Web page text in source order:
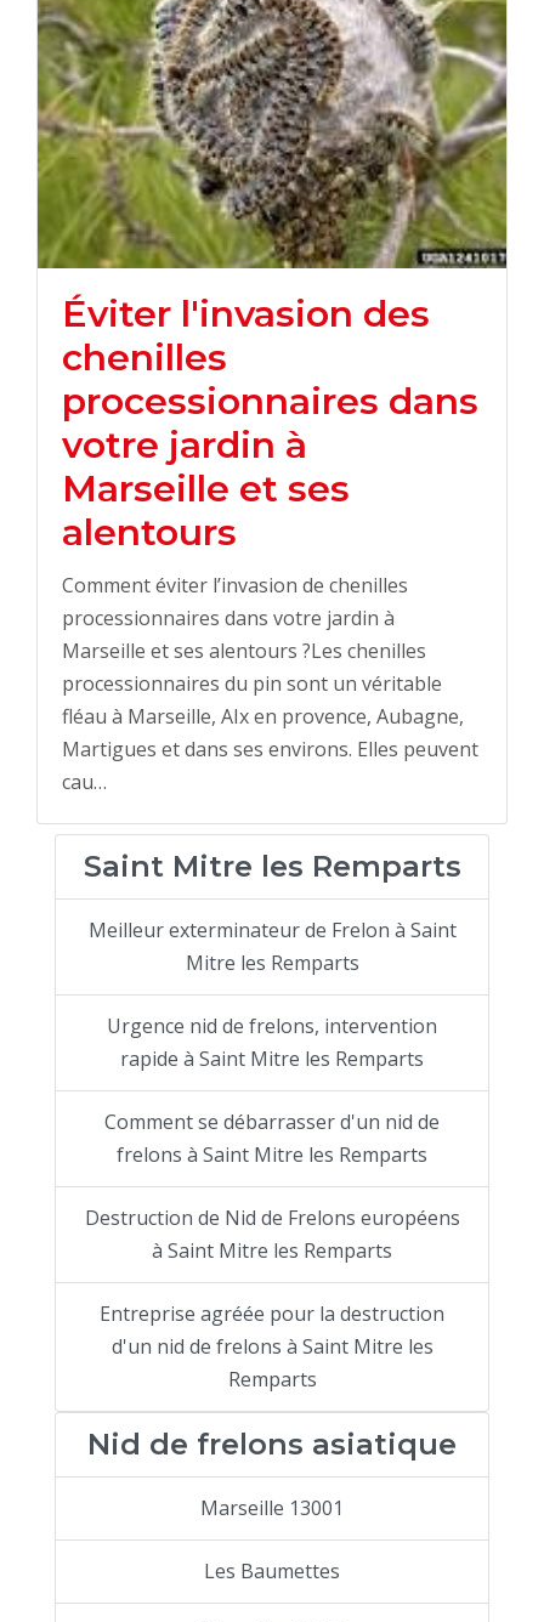
Éviter l'invasion des
chenilles
processionnaires dans
votre jardin à
Marseille et ses
alentours
Comment éviter l’invasion de chenilles
processionnaires dans votre jardin à
Marseille et ses alentours ?Les chenilles
processionnaires du pin sont un véritable
fléau à Marseille, AIx en provence, Aubagne,
Martigues et dans ses environs. Elles peuvent
cau…
Saint Mitre les Remparts
Meilleur exterminateur de Frelon à Saint
Mitre les Remparts
Urgence nid de frelons, intervention
rapide à Saint Mitre les Remparts
Comment se débarrasser d'un nid de
frelons à Saint Mitre les Remparts
Destruction de Nid de Frelons européens
à Saint Mitre les Remparts
Entreprise agréée pour la destruction
d'un nid de frelons à Saint Mitre les
Remparts
Nid de frelons asiatique
Marseille 13001
Les Baumettes